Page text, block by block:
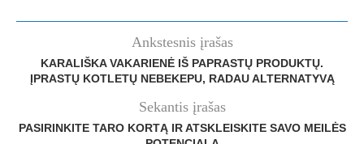
Ankstesnis įrašas
KARALIŠKA VAKARIENĖ IŠ PAPRASTŲ PRODUKTŲ.
ĮPRASTŲ KOTLETŲ NEBEKEPU, RADAU ALTERNATYVĄ
Sekantis įrašas
PASIRINKITE TARO KORTĄ IR ATSKLEISKITE SAVO MEILĖS